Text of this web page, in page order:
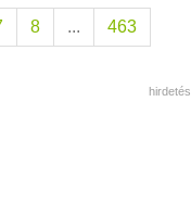
8 ... 463
hirdetés